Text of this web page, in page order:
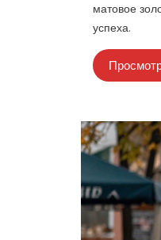
матовое
успеха.